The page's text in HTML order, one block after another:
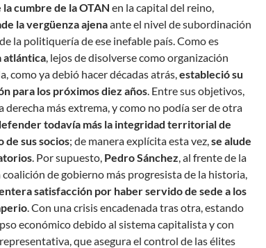
la cumbre de la OTAN en la capital del reino,
la vergüenza ajenaante el nivel de subordinación
la politiquería de ese inefable país. Como es
atlántica, lejos de disolverse como organización
como ya debió hacer décadas atrás,estableció su
para los próximos diez años. Entre sus objetivos,
derecha más extrema, y como no podía ser de otra
todavía más la integridad territorial de
de sus socios; de manera explícita esta vez,se alude
. Por supuesto, Pedro Sánchez, al frente de la
de gobierno más progresista de la historia,
satisfacción por haber servido de sede a los
. Con una crisis encadenada tras otra, estando
económico debido al sistema capitalista y con
que asegura el control de las élites